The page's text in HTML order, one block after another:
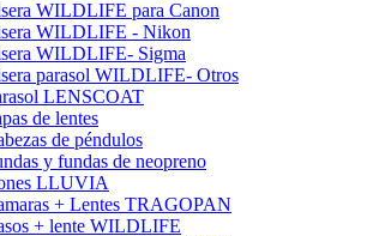
WILDLIFE para Canon
WILDLIFE - Nikon
WILDLIFE- Sigma
parasol WILDLIFE- Otros
LENSCOAT
de lentes
de péndulos
y fundas de neopreno
LLUVIA
+ Lentes TRAGOPAN
+ lente WILDLIFE